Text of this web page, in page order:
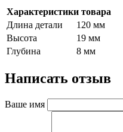
Характеристики товара
Длина детали
120 мм
Высота
19 мм
Глубина
8 мм
Написать отзыв
Ваше имя